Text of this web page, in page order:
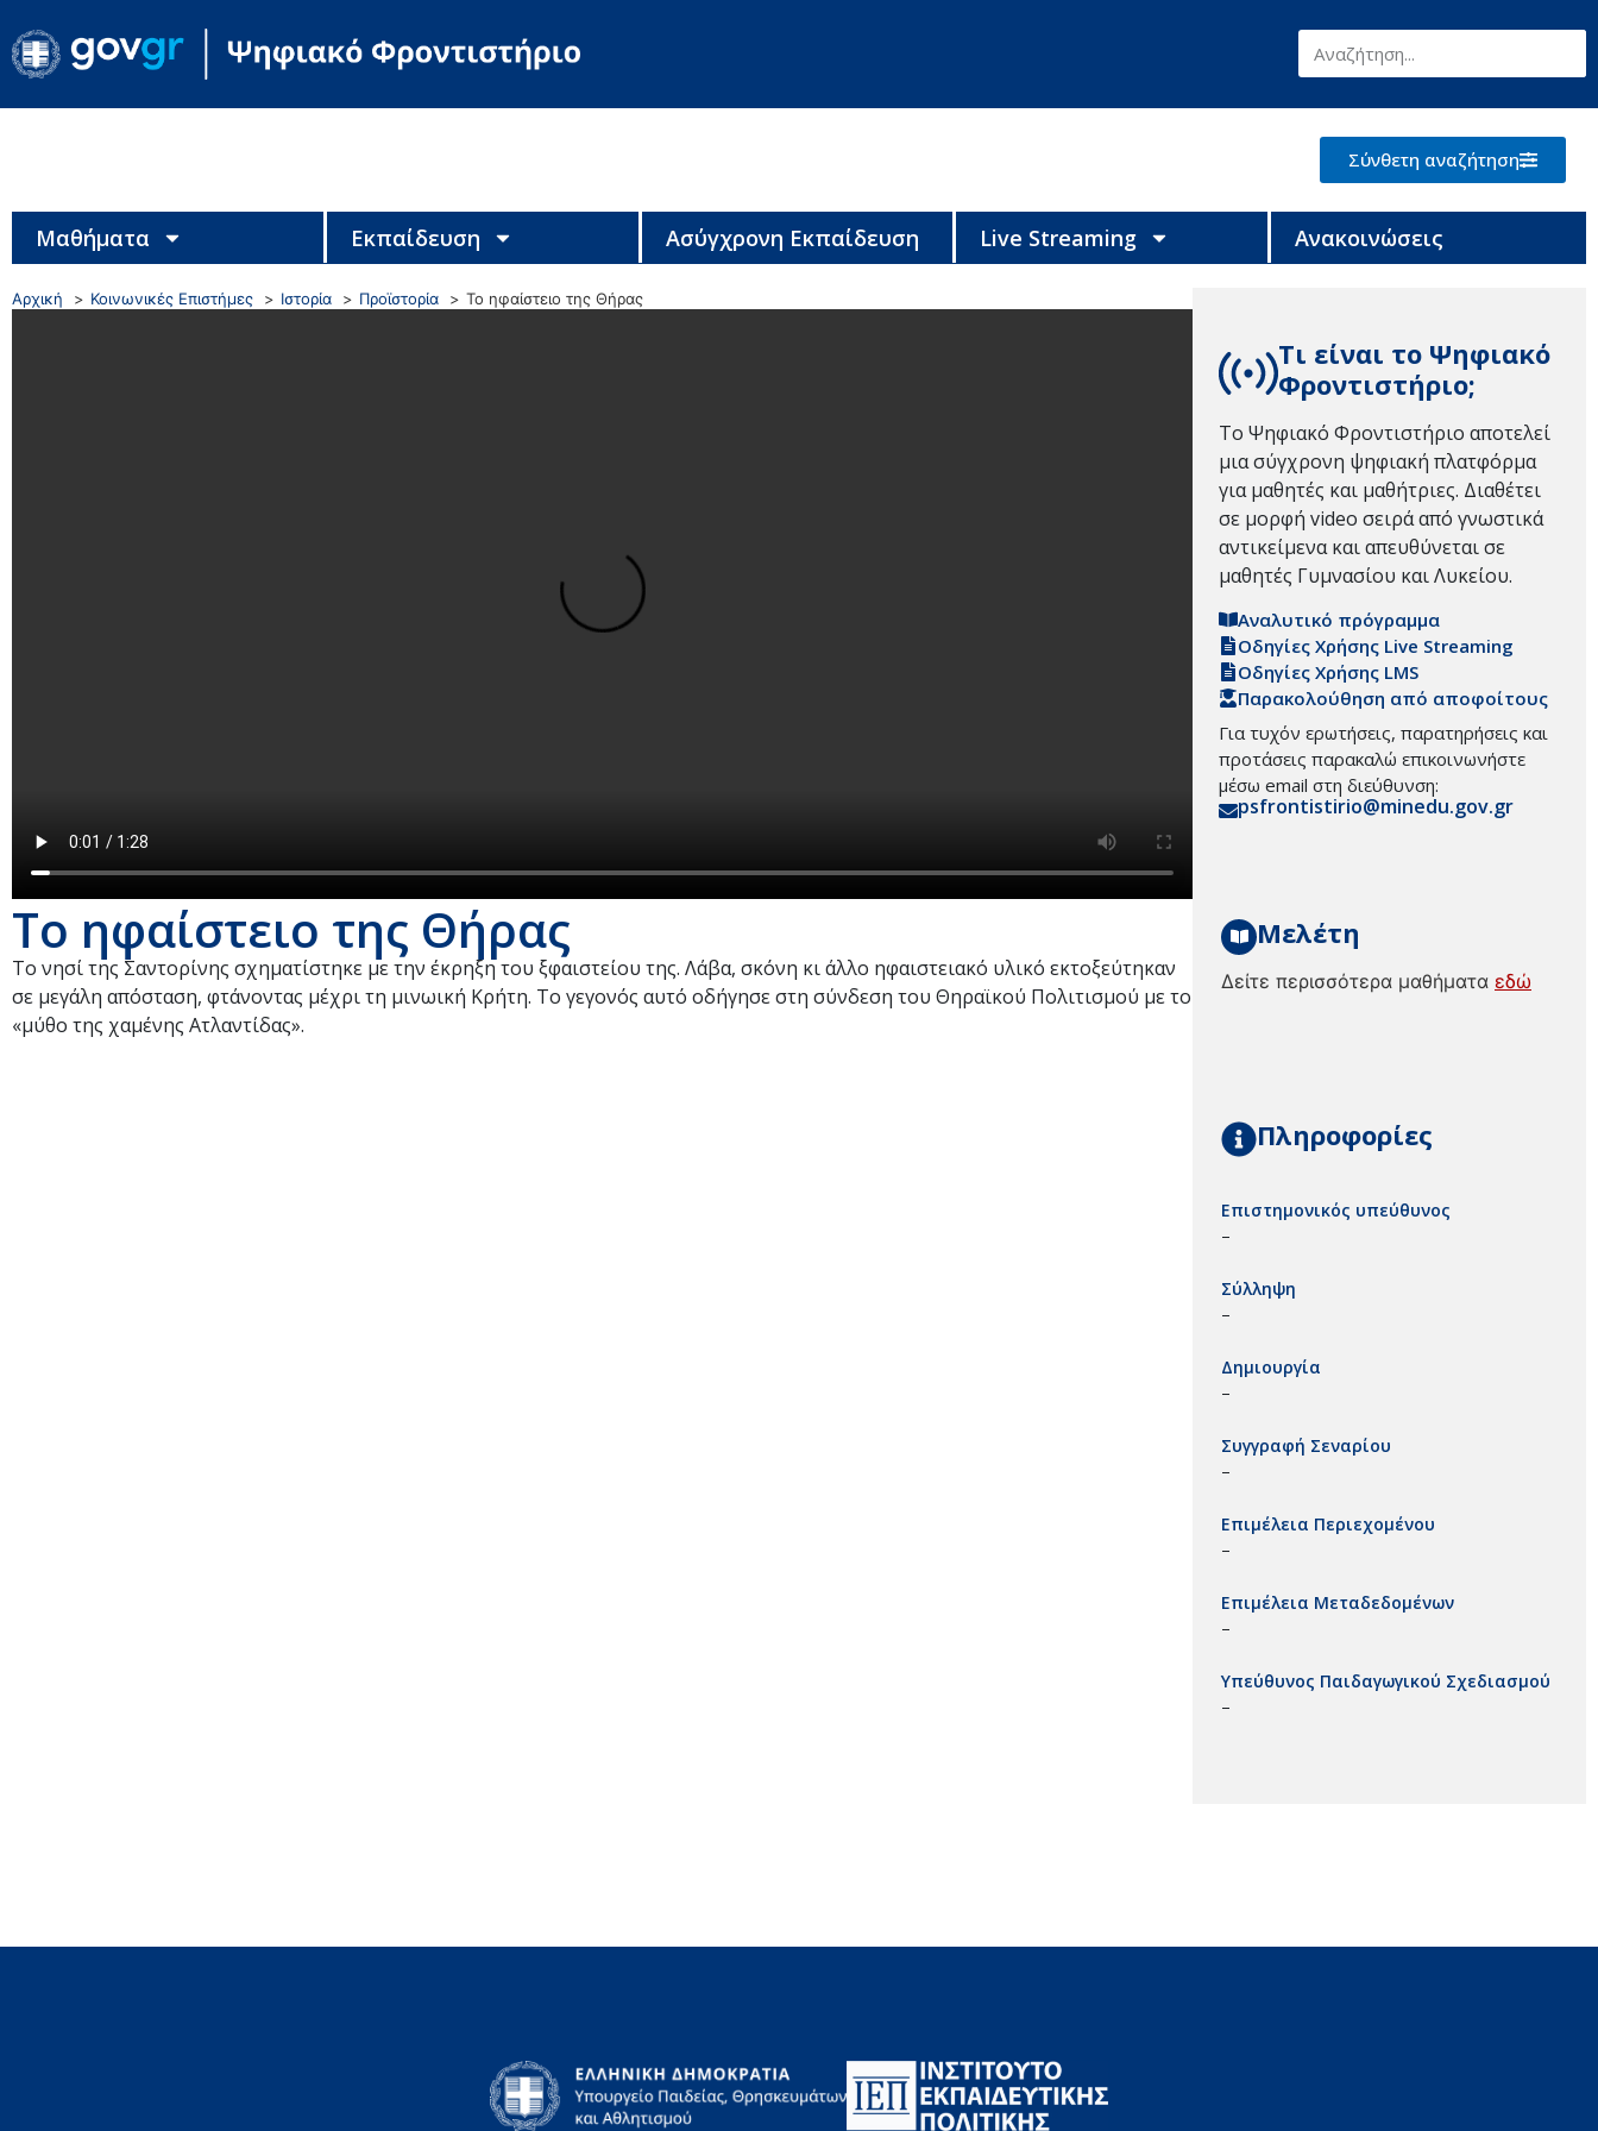
Σύνθετη αναζήτηση
Μαθήματα Εκπαίδευση Ασύγχρονη Εκπαίδευση Live Streaming Ανακοινώσεις
Αρχική Κοινωνικές Επιστήμες Ιστορία Προϊστορία Το ηφαίστειο της Θήρας
Το ηφαίστειο της Θήρας
Το νησί της Σαντορίνης σχηματίστηκε με την έκρηξη του ξφαιστείου της. Λάβα, σκόνη κι άλλο ηφαιστειακό υλικό εκτοξεύτηκαν
σε μεγάλη απόσταση, φτάνοντας μέχρι τη μινωική Κρήτη. Το γεγονός αυτό οδήγησε στη σύνδεση του Θηραϊκού Πολιτισμού με το
«μύθο της χαμένης Ατλαντίδας».
Τι είναι το Ψηφιακό
Φροντιστήριο;
Το Ψηφιακό Φροντιστήριο αποτελεί
μια σύγχρονη ψηφιακή πλατφόρμα
για μαθητές και μαθήτριες. Διαθέτει
σε μορφή video σειρά από γνωστικά
αντικείμενα και απευθύνεται σε
μαθητές Γυμνασίου και Λυκείου.
Αναλυτικό πρόγραμμα
Οδηγίες Χρήσης Live Streaming
Οδηγίες Χρήσης LMS
Παρακολούθηση από αποφοίτους
Για τυχόν ερωτήσεις, παρατηρήσεις και
προτάσεις παρακαλώ επικοινωνήστε
μέσω email στη διεύθυνση:
psfrontistirio@minedu.gov.gr
Μελέτη
Δείτε περισσότερα μαθήματα εδώ
Πληροφορίες
Επιστημονικός υπεύθυνος
–
Σύλληψη
–
Δημιουργία
–
Συγγραφή Σεναρίου
–
Επιμέλεια Περιεχομένου
–
Επιμέλεια Μεταδεδομένων
–
Υπεύθυνος Παιδαγωγικού Σχεδιασμού
–